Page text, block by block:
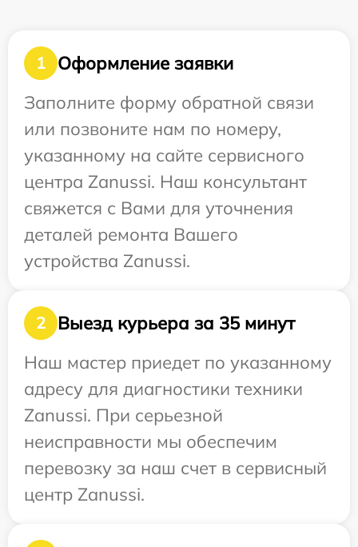
1
Оформление заявки
Заполните форму обратной связи
или позвоните нам по номеру,
указанному на сайте сервисного
центра Zanussi. Наш консультант
свяжется с Вами для уточнения
деталей ремонта Вашего
устройства Zanussi.
2
Выезд курьера за 35 минут
Наш мастер приедет по указанному
адресу для диагностики техники
Zanussi. При серьезной
неисправности мы обеспечим
перевозку за наш счет в сервисный
центр Zanussi.